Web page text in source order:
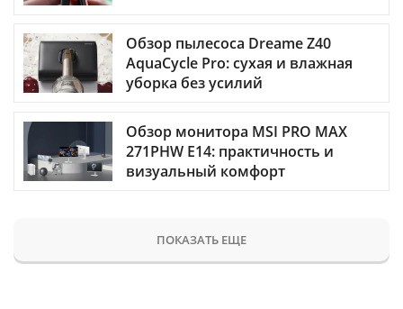
Обзор пылесоса Dreame Z40
AquaCycle Pro: сухая и влажная
уборка без усилий
Обзор монитора MSI PRO MAX
271PHW E14: практичность и
визуальный комфорт
ПОКАЗАТЬ ЕЩЕ